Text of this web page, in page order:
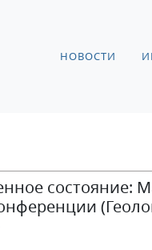
НОВОСТИ
состояние: